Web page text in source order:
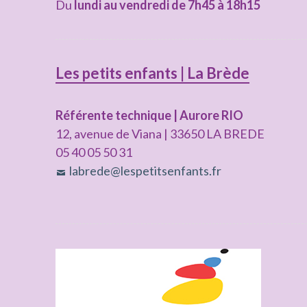
Du lundi au vendredi de 7h45 à 18h15
Les petits enfants | La Brède
Référente technique | Aurore RIO
12, avenue de Viana | 33650 LA BREDE
05 40 05 50 31
labrede@lespetitsenfants.fr